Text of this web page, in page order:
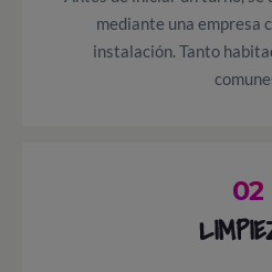
mediante una empresa
instalación. Tanto
02